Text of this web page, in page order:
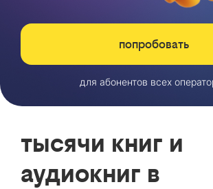
попробовать
для абонентов всех
тысячи книг и
аудиокниг в